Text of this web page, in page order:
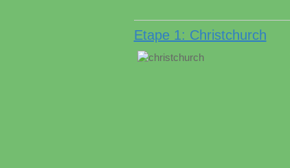
Etape 1: Christchurch